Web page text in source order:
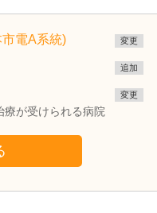
電A系統) 変更
追加
療が受けられる病院
変更